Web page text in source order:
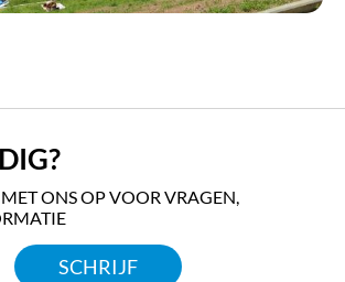
STRANDEN
ONS OP VOOR VRAGEN,
SCHRIJF